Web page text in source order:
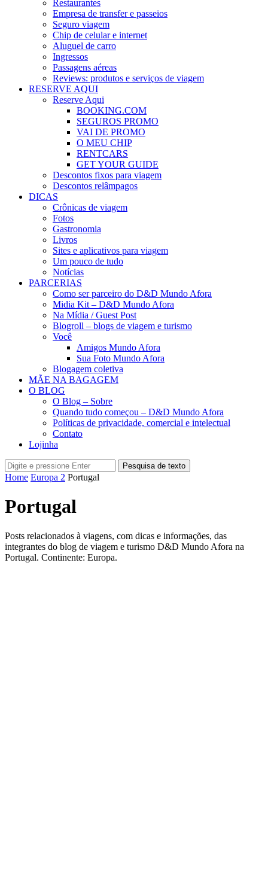
Restaurantes
Empresa de transfer e passeios
Seguro viagem
Chip de celular e internet
Aluguel de carro
Ingressos
Passagens aéreas
Reviews: produtos e serviços de viagem
RESERVE AQUI
Reserve Aqui
BOOKING.COM
SEGUROS PROMO
VAI DE PROMO
O MEU CHIP
RENTCARS
GET YOUR GUIDE
Descontos fixos para viagem
Descontos relâmpagos
DICAS
Crônicas de viagem
Fotos
Gastronomia
Livros
Sites e aplicativos para viagem
Um pouco de tudo
Notícias
PARCERIAS
Como ser parceiro do D&D Mundo Afora
Midia Kit – D&D Mundo Afora
Na Mídia / Guest Post
Blogroll – blogs de viagem e turismo
Você
Amigos Mundo Afora
Sua Foto Mundo Afora
Blogagem coletiva
MÃE NA BAGAGEM
O BLOG
O Blog – Sobre
Quando tudo começou – D&D Mundo Afora
Políticas de privacidade, comercial e intelectual
Contato
Lojinha
Pesquisa de texto
Home Europa 2 Portugal
Portugal
Posts relacionados à viagens, com dicas e informações, das
integrantes do blog de viagem e turismo D&D Mundo Afora na
Portugal. Continente: Europa.